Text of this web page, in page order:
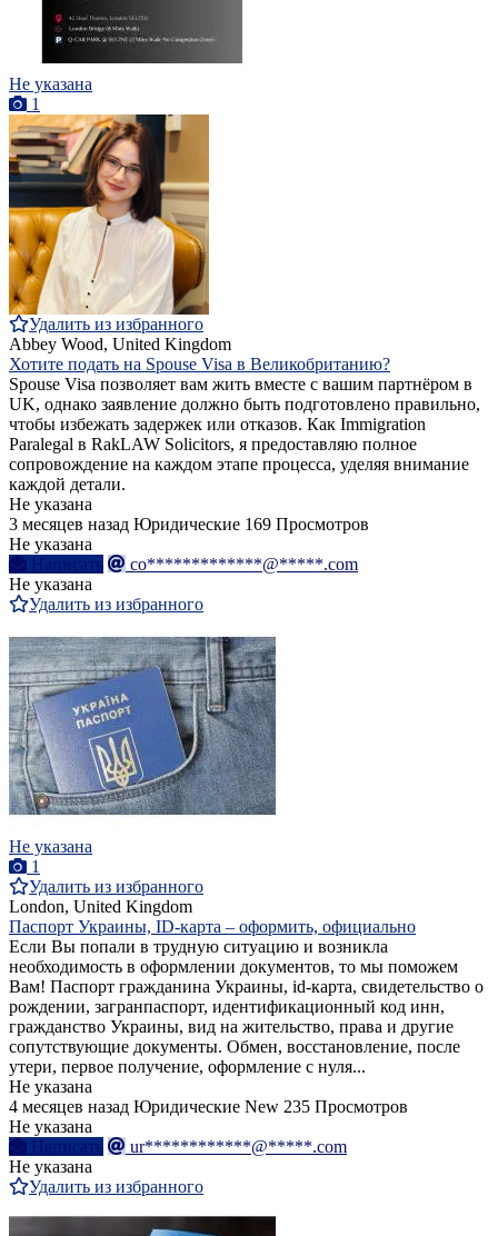
Не указана
1
Удалить из избранного
Abbey Wood, United Kingdom
Хотите подать на Spouse Visa в Великобританию?
Spouse Visa позволяет вам жить вместе с вашим партнёром в
UK, однако заявление должно быть подготовлено правильно,
чтобы избежать задержек или отказов. Как Immigration
Paralegal в RakLAW Solicitors, я предоставляю полное
сопровождение на каждом этапе процесса, уделяя внимание
каждой детали.
Не указана
3 месяцев назад Юридические 169 Просмотров
Не указана
Написать
co*************@*****.com
Не указана
Удалить из избранного
Не указана
1
Удалить из избранного
London, United Kingdom
Паспорт Украины, ID-карта – оформить, официально
Если Вы попали в трудную ситуацию и возникла
необходимость в оформлении документов, то мы поможем
Вам! Паспорт гражданина Украины, id-карта, свидетельство о
рождении, загранпаспорт, идентификационный код инн,
гражданство Украины, вид на жительство, права и другие
сопутствующие документы. Обмен, восстановление, после
утери, первое получение, оформление с нуля...
Не указана
4 месяцев назад Юридические New 235 Просмотров
Не указана
Написать
ur************@*****.com
Не указана
Удалить из избранного